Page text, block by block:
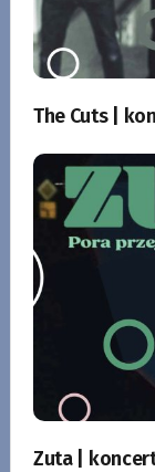
The Cuts |
Zuta |